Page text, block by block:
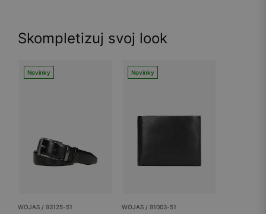
Skompletizuj svoj look
Novinky
WOJAS / 93125-51
Novinky
WOJAS / 91003-51